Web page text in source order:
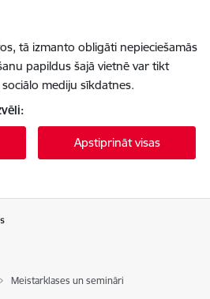
tā izmanto obligāti nepieciešamās
papildus šajā vietnē var tikt
mediju sīkdatnes.
Apstiprināt visas
Meistarklases un semināri